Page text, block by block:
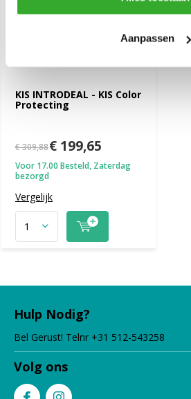
Aanpassen
KIS INTRODEAL - KIS Color
Protecting
€ 309,88€ 199,65
Voor 17.00 Besteld, Zaterdag
bezorgd
Vergelijk
Hulp Nodig?
Bel Gerust! Telnr +31 512-543258
Volg ons